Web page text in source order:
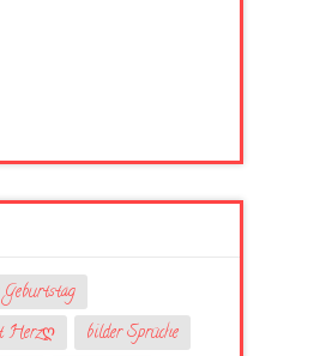
Herzღ
bilder Sprüche